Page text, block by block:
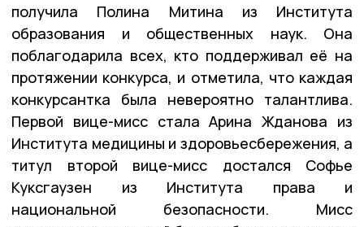
получила Полина Митина из Института
образования и общественных наук. Она
поблагодарила всех, кто поддерживал её на
протяжении конкурса, и отметила, что каждая
конкурсантка была невероятно талантлива.
Первой вице-мисс стала Арина Жданова из
Института медицины и здоровьесбережения, а
титул второй вице-мисс достался Софье
Куксгаузен из Института права и
национальной безопасности. Мисс